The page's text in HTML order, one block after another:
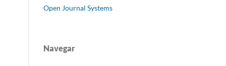
Open Journal Systems
Navegar